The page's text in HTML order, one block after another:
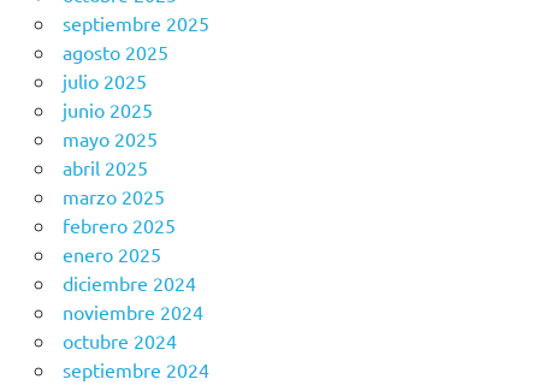
septiembre 2025
agosto 2025
julio 2025
junio 2025
mayo 2025
abril 2025
marzo 2025
febrero 2025
enero 2025
diciembre 2024
noviembre 2024
octubre 2024
septiembre 2024